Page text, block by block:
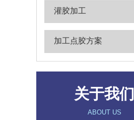
灌胶加工
加工点胶方案
关于我们
ABOUT US